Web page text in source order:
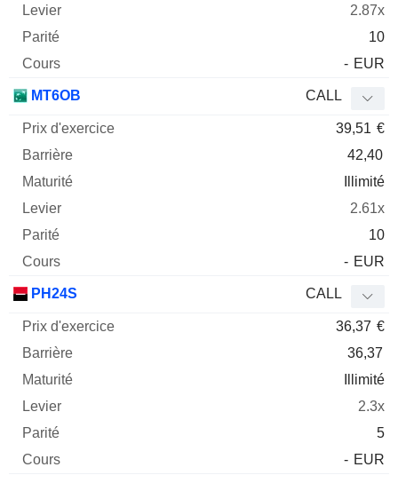
2.87x
10
- EUR
MT6OB CALL
39,51 €
42,40
Illimité
2.61x
10
- EUR
PH24S CALL
36,37 €
36,37
Illimité
2.3x
5
- EUR